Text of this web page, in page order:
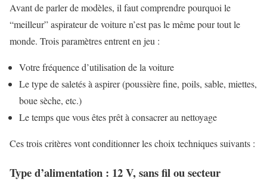
Avant de parler de modèles, il faut comprendre pourquoi le
“meilleur” aspirateur de voiture n’est pas le même pour tout le
monde. Trois paramètres entrent en jeu :
Votre fréquence d’utilisation de la voiture
Le type de saletés à aspirer (poussière fine, poils, sable, miettes,
boue sèche, etc.)
Le temps que vous êtes prêt à consacrer au nettoyage
Ces trois critères vont conditionner les choix techniques suivants :
Type d’alimentation : 12 V, sans fil ou secteur